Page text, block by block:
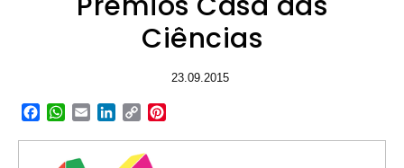
Ciências
23.09.2015
Facebook
WhatsApp
EmailLinkedIn
Copy